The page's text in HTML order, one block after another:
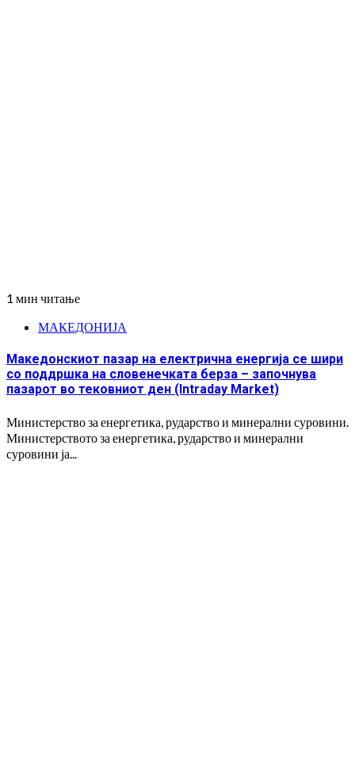
1 мин читање
МАКЕДОНИЈА
Македонскиот пазар на електрична енергија се шири
со поддршка на словенечката берза – започнува
пазарот во тековниот ден (Intraday Market)
Министерство за енергетика, рударство и минерални суровини.
Министерството за енергетика, рударство и минерални
суровини ја...